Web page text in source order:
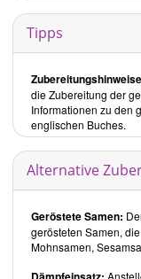
Suppen, Pasteten
Gemüse) und leichte
als Vorspeise
der Dose zum
zurück. Die Gerichte
Mandelschaum), das
and Pickles(Karotten
Seeded Buckwheat
Buchweizen) genannt.
Tipps
die Zubereitung der
Informationen zu den
englischen Buches.
Alternative
Geröstete Samen:
gerösteten Samen,
Mohnsamen,